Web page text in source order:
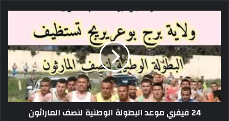
البطولة
الوطنية
الماراثون
24 فيفري موعد البطولة الوطنية لنصف الماراثون